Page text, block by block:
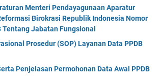
Menteri Pendayagunaan Aparatur
Birokrasi Republik Indonesia Nomor
Tentang Jabatan Fungsional
Prosedur (SOP) Layanan Data PPDB
Penjelasan Permohonan Data Awal PPDB